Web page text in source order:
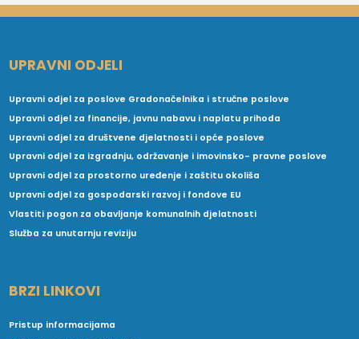
UPRAVNI ODJELI
Upravni odjel za poslove Gradonačelnika i stručne poslove
Upravni odjel za financije, javnu nabavu i naplatu prihoda
Upravni odjel za društvene djelatnosti i opće poslove
Upravni odjel za izgradnju, održavanje i imovinsko- pravne poslove
Upravni odjel za prostorno uređenje i zaštitu okoliša
Upravni odjel za gospodarski razvoj i fondove EU
Vlastiti pogon za obavljanje komunalnih djelatnosti
Služba za unutarnju reviziju
BRZI LINKOVI
Pristup informacijama